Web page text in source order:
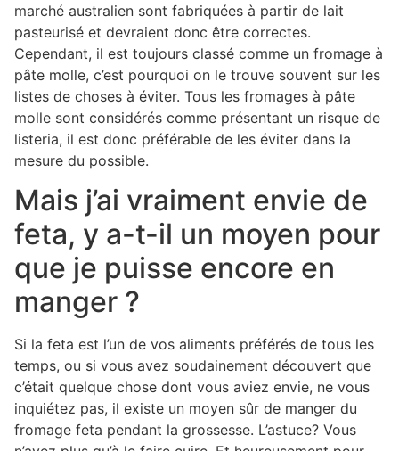
marché australien sont fabriquées à partir de lait
pasteurisé et devraient donc être correctes.
Cependant, il est toujours classé comme un fromage à
pâte molle, c’est pourquoi on le trouve souvent sur les
listes de choses à éviter. Tous les fromages à pâte
molle sont considérés comme présentant un risque de
listeria, il est donc préférable de les éviter dans la
mesure du possible.
Mais j’ai vraiment envie de
feta, y a-t-il un moyen pour
que je puisse encore en
manger ?
Si la feta est l’un de vos aliments préférés de tous les
temps, ou si vous avez soudainement découvert que
c’était quelque chose dont vous aviez envie, ne vous
inquiétez pas, il existe un moyen sûr de manger du
fromage feta pendant la grossesse. L’astuce? Vous